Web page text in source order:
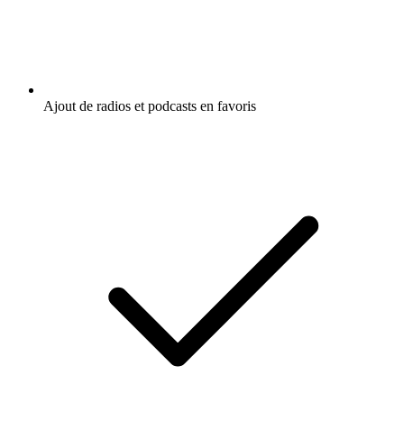
Ajout de radios et podcasts en favoris